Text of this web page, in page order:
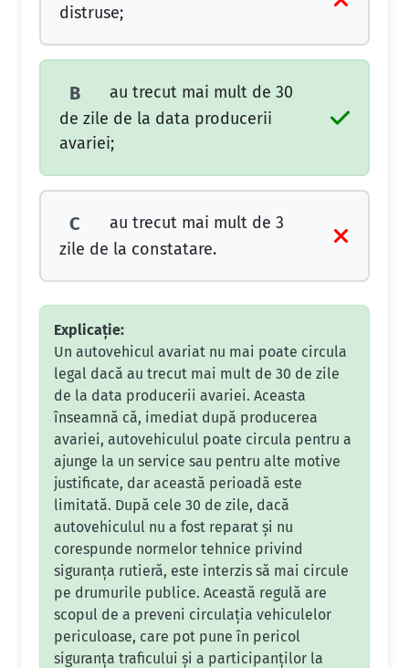
distruse;
B
au trecut mai mult de 30
de zile de la data producerii
avariei;
C
au trecut mai mult de 3
zile de la constatare.
Explicație:
Un autovehicul avariat nu mai poate circula
legal dacă au trecut mai mult de 30 de zile
de la data producerii avariei. Aceasta
înseamnă că, imediat după producerea
avariei, autovehiculul poate circula pentru a
ajunge la un service sau pentru alte motive
justificate, dar această perioadă este
limitată. După cele 30 de zile, dacă
autovehiculul nu a fost reparat și nu
corespunde normelor tehnice privind
siguranța rutieră, este interzis să mai circule
pe drumurile publice. Această regulă are
scopul de a preveni circulația vehiculelor
periculoase, care pot pune în pericol
siguranța traficului și a participanților la